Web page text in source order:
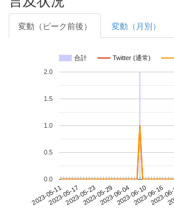
変動（ピーク前後） 変動（月別）
合計 Twitter (通常)
2023-05-112023-05-172023-05-232023-05-292023-06-042023-06-102023-06-16
2023-
0.0
0.5
1.0
1.5
2.0